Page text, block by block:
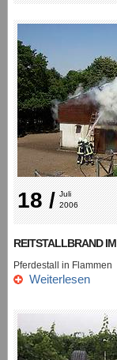
18 / Juli
2006
REITSTALLBRAND
Pferdestall in Flammen
Weiterlesen